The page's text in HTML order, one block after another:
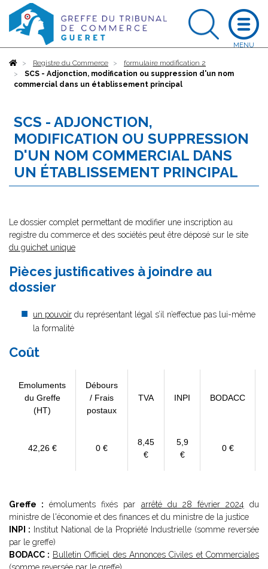
AccueilRegistre du Commerce
formulaire modification 2
SCS - Adjonction, modification ou suppression d'un nom
commercial dans un établissement principal
SCS - ADJONCTION,
MODIFICATION OU SUPPRESSION
D'UN NOM COMMERCIAL DANS
UN ÉTABLISSEMENT PRINCIPAL
Le dossier complet permettant de modifier une inscription au
registre du commerce et des sociétés peut être déposé sur le site
du guichet unique
Pièces justificatives à joindre au
dossier
un pouvoir du représentant légal s’il n’effectue pas lui-même
la formalité
Coût
Emoluments
du Greffe
(HT)
Débours
/ Frais
postaux
TVA INPI BODACC
42,26 € 0 €
8,45
€
5,9
€
0 €
Greffe : émoluments fixés par arrêté du 28 février 2024 du
ministre de l'économie et des finances et du ministre de la justice
INPI : Institut National de la Propriété Industrielle (somme reversée
par le greffe)
BODACC : Bulletin Officiel des Annonces Civiles et Commerciales